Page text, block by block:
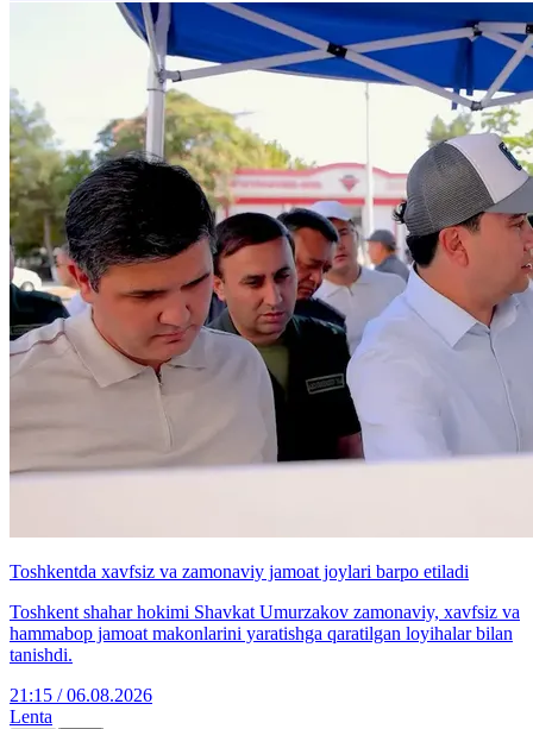
Toshkentda xavfsiz va zamonaviy jamoat joylari barpo etiladi
Toshkent shahar hokimi Shavkat Umurzakov zamonaviy, xavfsiz va
hammabop jamoat makonlarini yaratishga qaratilgan loyihalar bilan
tanishdi.
21:15 / 06.08.2026
Lenta